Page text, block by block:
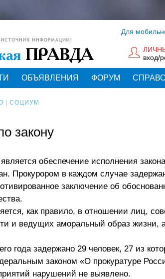
Для
вход/
ОБЪЯВЛЕНИЯ ФОРУМ
СОЦИУМ
закону
обеспечение исполнения
Прокурором в каждом случае
заключение об
как правило, в отношении лиц,
и ведущих аморальный образ жизни, а
года задержано 29 человек, 27 из
законом «О прокуратуре
нарушений не выявлено.